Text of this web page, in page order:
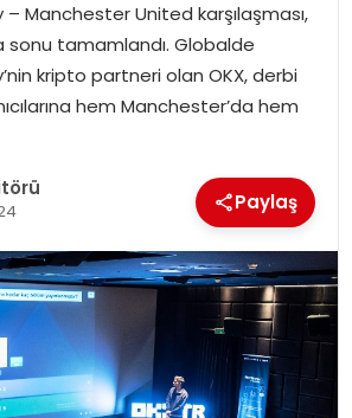
Manchester United karşılaşması,
tamamlandı. Globalde
kripto partneri olan OKX, derbi
hem Manchester’da hem
Paylaş